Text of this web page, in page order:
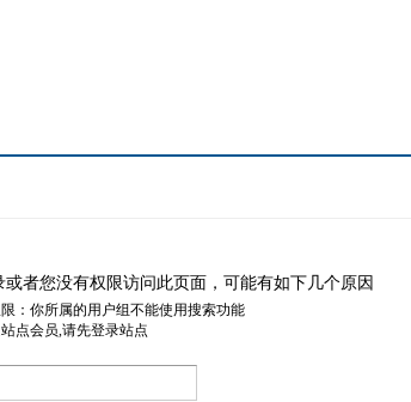
或者您没有权限访问此页面，可能有如下几个原因
：你所属的用户组不能使用搜索功能
点会员,请先登录站点